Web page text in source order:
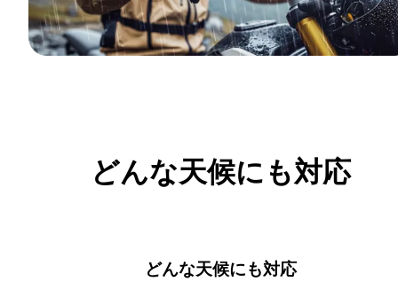
どんな天候にも対応
どんな天候にも対応